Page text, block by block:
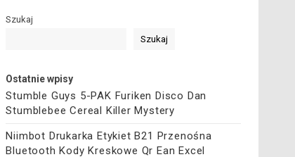
Szukaj
Szukaj
Ostatnie wpisy
Stumble Guys 5-PAK Furiken Disco Dan
Stumblebee Cereal Killer Mystery
Niimbot Drukarka Etykiet B21 Przenośna
Bluetooth Kody Kreskowe Qr Ean Excel